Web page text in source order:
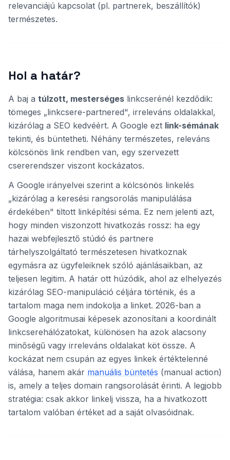
relevanciájú kapcsolat (pl. partnerek, beszállítók)
természetes.
Hol a határ?
A baj a túlzott, mesterséges linkcserénél kezdődik:
tömeges „linkcsere-partnered", irreleváns oldalakkal,
kizárólag a SEO kedvéért. A Google ezt link-sémának
tekinti, és büntetheti. Néhány természetes, releváns
kölcsönös link rendben van, egy szervezett
csererendszer viszont kockázatos.
A Google irányelvei szerint a kölcsönös linkelés
„kizárólag a keresési rangsorolás manipulálása
érdekében" tiltott linképítési séma. Ez nem jelenti azt,
hogy minden viszonzott hivatkozás rossz: ha egy
hazai webfejlesztő stúdió és partnere
tárhelyszolgáltató természetesen hivatkoznak
egymásra az ügyfeleiknek szóló ajánlásaikban, az
teljesen legitim. A határ ott húzódik, ahol az elhelyezés
kizárólag SEO-manipuláció céljára történik, és a
tartalom maga nem indokolja a linket. 2026-ban a
Google algoritmusai képesek azonosítani a koordinált
linkcserehálózatokat, különösen ha azok alacsony
minőségű vagy irreleváns oldalakat köt össze. A
kockázat nem csupán az egyes linkek értéktelenné
válása, hanem akár manuális büntetés (manual action)
is, amely a teljes domain rangsorolását érinti. A legjobb
stratégia: csak akkor linkelj vissza, ha a hivatkozott
tartalom valóban értéket ad a saját olvasóidnak.